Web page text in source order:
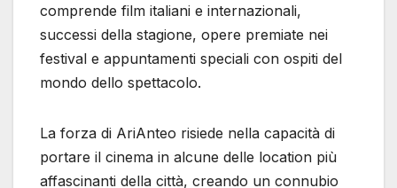
comprende film italiani e internazionali,
successi della stagione, opere premiate nei
festival e appuntamenti speciali con ospiti del
mondo dello spettacolo.
La forza di AriAnteo risiede nella capacità di
portare il cinema in alcune delle location più
affascinanti della città, creando un connubio